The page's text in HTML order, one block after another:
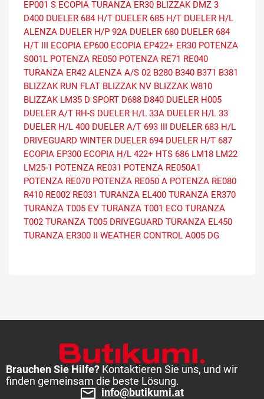
EP001 S ECOPIA TURANZA ER30 BLIZZAK DMZ 3
D400 DUELER 684 H/T DUELER 685 H/T DUELER H/L
ALENZA DUELER H/P 92A DUELER 680 DUELER 684
H/T III
ECOPIA EP600 ECOPIA EP422+ ER30 POTENZA
S001L POTENZA RE050 POTENZA RE71 RE040
TURANZA ER42 ALENZA A/S 02 B280 B340 B371 B381
BLIZZAK RUN FLAT BLIZZAK NV BLIZZAK W810
BLIZZAK LM35 D SPORT D688 D840 DUELER H005
DUELER A/T RH-S DUELER H/L 33A DUELER H/L 33
DUELER H/L 400 DUELER A/T 693 III
DUELER 683 H/L
DRIVEGUARD WINTER DUELER 694 DUELER H/T 687
ECOPIA EP300 ECOPIA H/L 422+ HTS 686 LM18 LM22
LM25-1 POTENZA RE031 POTENZA RE050A1
POTENZA RE070 POTENZA RE050 A POTENZA RE080
R410 RE002 RE031 TURANZA EL400 TURANZA ER370
TURANZA T005 EV TURANZA T001 ECO TURANZA
T002 TURANZA T005 DRIVEGUARD TURANZA EL450
TURANZA ER300 II
WEATHER CONTROL A005 DG
Brauchen Sie Hilfe? Kontaktieren Sie uns, und wir
finden gemeinsam die beste Lösung.
info@butikumi.at